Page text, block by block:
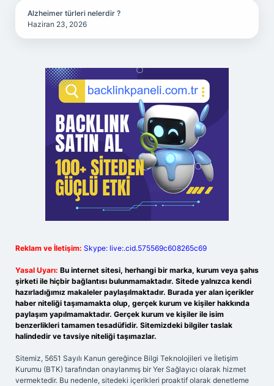
Alzheimer türleri nelerdir ?
Haziran 23, 2026
Reklam ve İletişim: Skype: live:.cid.575569c608265c69
Yasal Uyarı: Bu internet sitesi, herhangi bir marka, kurum veya şahıs
şirketi ile hiçbir bağlantısı bulunmamaktadır. Sitede yalnızca kendi
hazırladığımız makaleler paylaşılmaktadır. Burada yer alan içerikler
haber niteliği taşımamakta olup, gerçek kurum ve kişiler hakkında
paylaşım yapılmamaktadır. Gerçek kurum ve kişiler ile isim
benzerlikleri tamamen tesadüfidir. Sitemizdeki bilgiler taslak
halindedir ve tavsiye niteliği taşımazlar.
Sitemiz, 5651 Sayılı Kanun gereğince Bilgi Teknolojileri ve İletişim
Kurumu (BTK) tarafından onaylanmış bir Yer Sağlayıcı olarak hizmet
vermektedir. Bu nedenle, sitedeki içerikleri proaktif olarak denetleme